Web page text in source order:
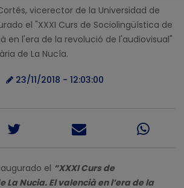
vicerector de la Universidad de
el "XXXI Curs de Sociolingüística de
en l'era de la revolució de l'audiovisual"
de La Nucía.
23/11/2018 - 12:03:00
el “XXXI Curs de
La Nucia. El valencià en l’era de la